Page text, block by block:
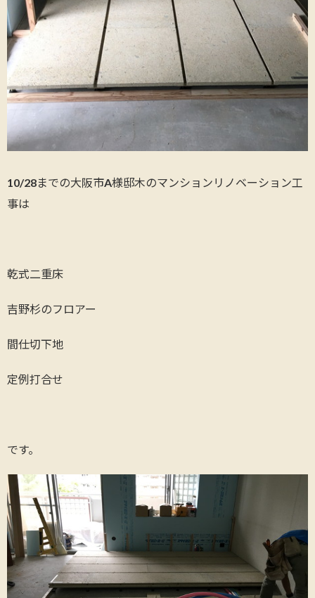
10/28までの大阪市A様邸木のマンションリノベーション工
事は
乾式二重床
吉野杉のフロアー
間仕切下地
定例打合せ
です。